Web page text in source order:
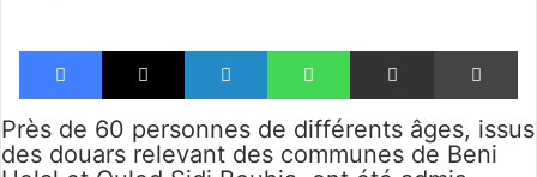
Facebook X Linkedin WhatsApp Partager par email
Près de 60 personnes de différents âges, issus
des douars relevant des communes de Beni